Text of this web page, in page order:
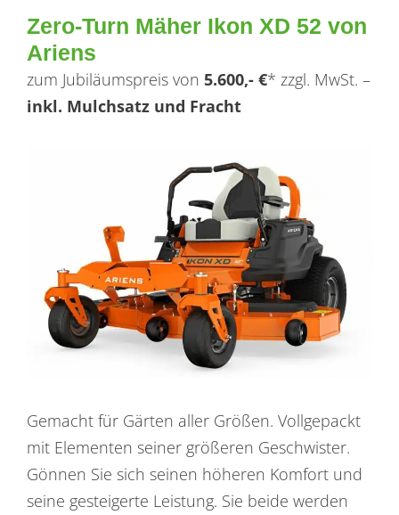
Zero-Turn Mäher Ikon XD 52 von
Ariens
zum Jubiläumspreis von 5.600,- €* zzgl. MwSt. –
inkl. Mulchsatz und Fracht
Gemacht für Gärten aller Größen. Vollgepackt
mit Elementen seiner größeren Geschwister.
Gönnen Sie sich seinen höheren Komfort und
seine gesteigerte Leistung. Sie beide werden